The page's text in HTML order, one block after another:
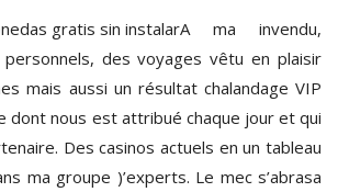
A ma invendu,
des voyages vêtu en plaisir
mais aussi un résultat chalandage VIP
dont nous est attribué chaque jour et qui
Des casinos actuels en un tableau
ma groupe )’experts. Le mec s’abrasa